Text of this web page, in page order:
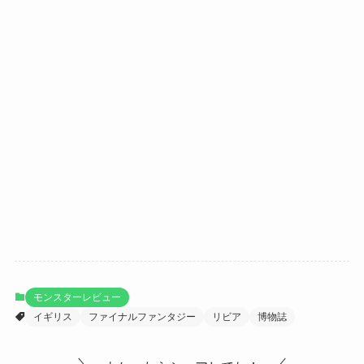
モンスターレビュー
イギリス
ファイナルファンタジー リビア 博物誌